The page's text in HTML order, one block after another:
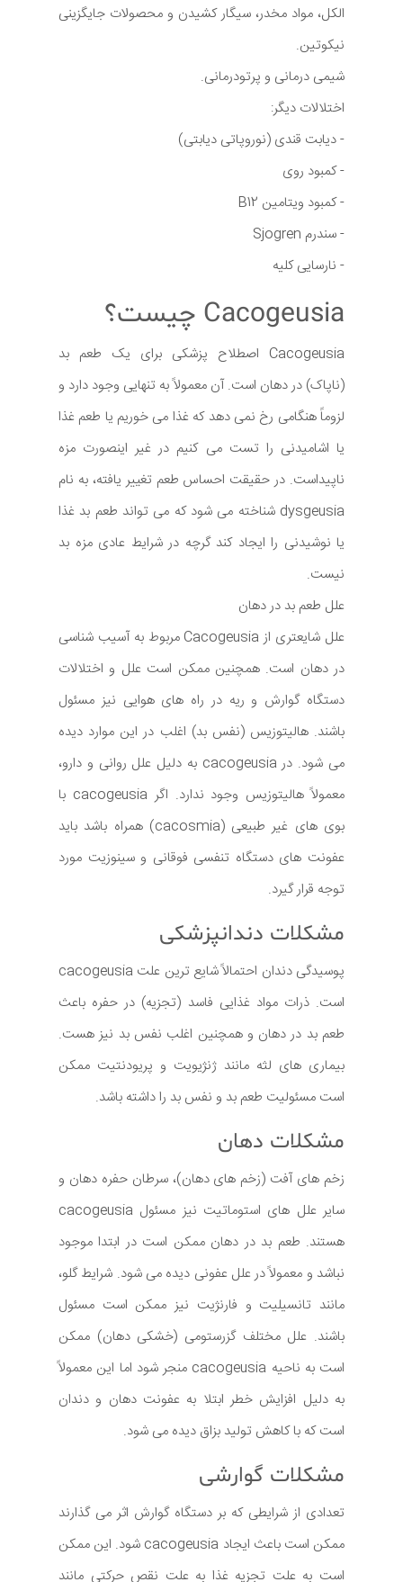
الکل، مواد مخدر، سیگار کشیدن و محصولات جایگزینی
نیکوتین.
شیمی درمانی و پرتودرمانی.
اختلالات دیگر:
- دیابت قندی (نوروپاتی دیابتی)
- کمبود روی
- کمبود ویتامین B12
- سندرم Sjogren
- نارسایی کلیه
Cacogeusia چیست؟
Cacogeusia اصطلاح پزشکی برای یک طعم بد
(ناپاک) در دهان است. آن معمولاً به تنهایی وجود دارد و
لزوماً هنگامی رخ نمی دهد که غذا می خوریم یا طعم غذا
یا اشامیدنی را تست می کنیم در غیر اینصورت مزه
ناپیداست. در حقیقت احساس طعم تغییر یافته، به نام
dysgeusia شناخته می شود که می تواند طعم بد غذا
یا نوشیدنی را ایجاد کند گرچه در شرایط عادی مزه بد
نیست.
علل طعم بد در دهان
علل شایعتری از Cacogeusia مربوط به آسیب شناسی
در دهان است. همچنین ممکن است علل و اختلالات
دستگاه گوارش و ریه در راه های هوایی نیز مسئول
باشند. هالیتوزیس (نفس بد) اغلب در این موارد دیده
می شود. در cacogeusia به دلیل علل روانی و دارو،
معمولاً هالیتوزیس وجود ندارد. اگر cacogeusia با
بوی های غیر طبیعی (cacosmia) همراه باشد باید
عفونت های دستگاه تنفسی فوقانی و سینوزیت مورد
توجه قرار گیرد.
مشکلات دندانپزشکی
پوسیدگی دندان احتمالاً شایع ترین علت cacogeusia
است. ذرات مواد غذایی فاسد (تجزیه) در حفره باعث
طعم بد در دهان و همچنین اغلب نفس بد نیز هست.
بیماری های لثه مانند ژنژیویت و پریودنتیت ممکن
است مسئولیت طعم بد و نفس بد را داشته باشد.
مشکلات دهان
زخم های آفت (زخم های دهان)، سرطان حفره دهان و
سایر علل های استوماتیت نیز مسئول cacogeusia
هستند. طعم بد در دهان ممکن است در ابتدا موجود
نباشد و معمولاً در علل عفونی دیده می شود. شرایط گلو،
مانند تانسیلیت و فارنژیت نیز ممکن است مسئول
باشند. علل مختلف گزرستومی (خشکی دهان) ممکن
است به ناحیه cacogeusia منجر شود اما این معمولاً
به دلیل افزایش خطر ابتلا به عفونت دهان و دندان
است که با کاهش تولید بزاق دیده می شود.
مشکلات گوارشی
تعدادی از شرایطی که بر دستگاه گوارش اثر می گذارند
ممکن است باعث ایجاد cacogeusia شود. این ممکن
است به علت تجزیه غذا به علت نقص حرکتی مانند